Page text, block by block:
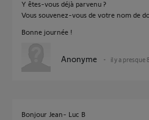
Y êtes-vous déjà parvenu ?
Vous souvenez-vous de votre nom de
Bonne journée !
Anonyme il y a presque
Bonjour Jean- Luc B